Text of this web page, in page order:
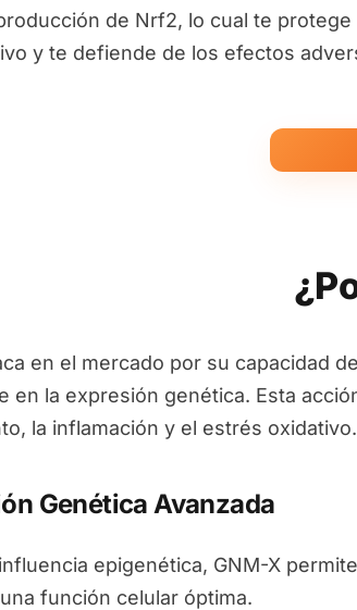
de Nrf2, lo cual te
y te defiende de los efectos
en el mercado por su capacidad
en la expresión genética. Esta
la inflamación y el estrés oxidativo.
Genética Avanzada
epigenética, GNM-X
función celular óptima.